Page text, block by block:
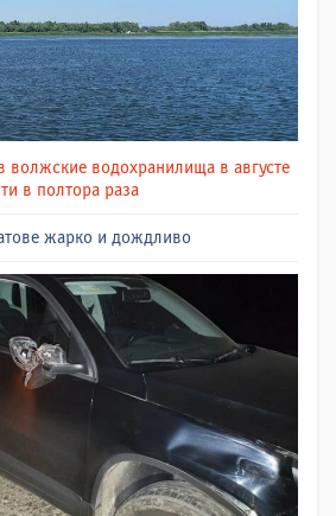
волжские водохранилища в августе
в полтора раза
жарко и дождливо